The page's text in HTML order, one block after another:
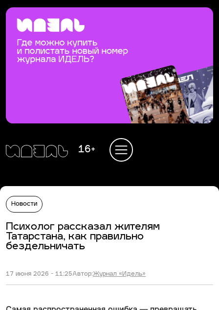
16+
Новости
Психолог рассказал жителям
Татарстана, как правильно
бездельничать
17 июня 2026 - 11:25Автор:Журнал «Идель»